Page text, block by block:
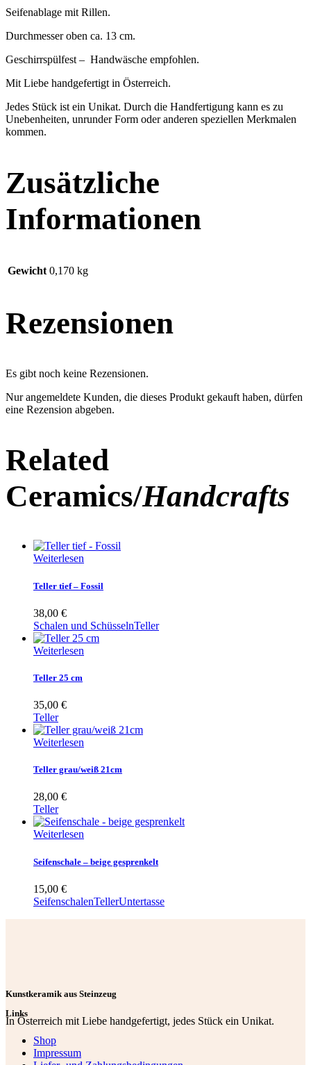
Seifenablage mit Rillen.
Durchmesser oben ca. 13 cm.
Geschirrspülfest – Handwäsche empfohlen.
Mit Liebe handgefertigt in Österreich.
Jedes Stück ist ein Unikat. Durch die Handfertigung kann es zu
Unebenheiten, unrunder Form oder anderen speziellen Merkmalen
kommen.
Zusätzliche
Informationen
Gewicht 0,170 kg
Rezensionen
Es gibt noch keine Rezensionen.
Nur angemeldete Kunden, die dieses Produkt gekauft haben, dürfen
eine Rezension abgeben.
Related
Ceramics/Handcrafts
Weiterlesen
Teller tief – Fossil
38,00 €
Schalen und SchüsselnTeller
Weiterlesen
Teller 25 cm
35,00 €
Teller
Weiterlesen
Teller grau/weiß 21cm
28,00 €
Teller
Weiterlesen
Seifenschale – beige gesprenkelt
15,00 €
SeifenschalenTellerUntertasse
Kunstkeramik aus Steinzeug
In Österreich mit Liebe handgefertigt, jedes Stück ein Unikat.
Links
Shop
Impressum